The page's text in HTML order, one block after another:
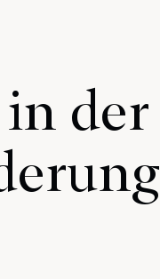
der